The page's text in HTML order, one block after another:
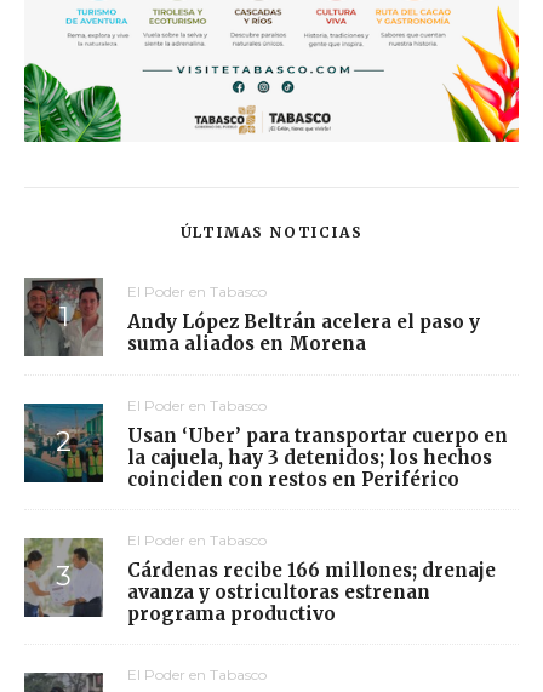
ÚLTIMAS NOTICIAS
El Poder en Tabasco
Andy López Beltrán acelera el paso y
suma aliados en Morena
El Poder en Tabasco
Usan ‘Uber’ para transportar cuerpo en
la cajuela, hay 3 detenidos; los hechos
coinciden con restos en Periférico
El Poder en Tabasco
Cárdenas recibe 166 millones; drenaje
avanza y ostricultoras estrenan
programa productivo
El Poder en Tabasco